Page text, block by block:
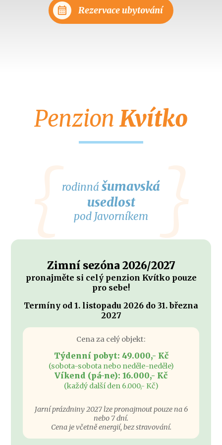
calendar_month Rezervace ubytování
Penzion Kvítko
rodinnášumavská
usedlost
pod Javorníkem
Zimní sezóna 2026/2027
pronajměte si celý penzion Kvítko pouze
pro sebe!
Termíny od 1. listopadu 2026 do 31. března
2027
Cena za celý objekt:
Týdenní pobyt: 49.000,- Kč
(sobota-sobota nebo neděle-neděle)
Víkend (pá-ne): 16.000,- Kč
(každý další den 6.000,- Kč)
Jarní prázdniny 2027 lze pronajmout pouze na 6
nebo 7 dní.
Cena je včetně energií, bez stravování.